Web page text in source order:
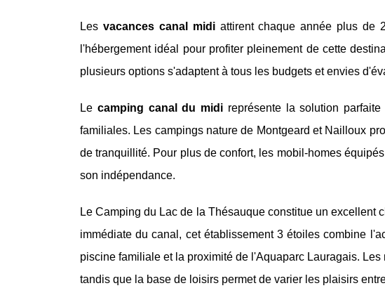
Les vacances canal midiattirent chaque année plus de
l'hébergement idéal pour profiter pleinement de cette
plusieurs options s'adaptent à tous les budgets et envies
Le camping canal du midi représente la solution
familiales. Les campings nature de Montgeard et Nailloux
de tranquillité. Pour plus de confort, les mobil-homes
son indépendance.
Le Camping du Lac de la Thésauque constitue un excellent
immédiate du canal, cet établissement 3 étoiles combine
piscine familiale et la proximité de l'Aquaparc Lauragais.
tandis que la base de loisirs permet de varier les plaisirs